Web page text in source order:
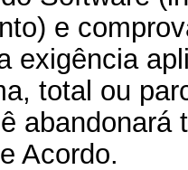
e
exigência
total ou
abandonará
Acordo.